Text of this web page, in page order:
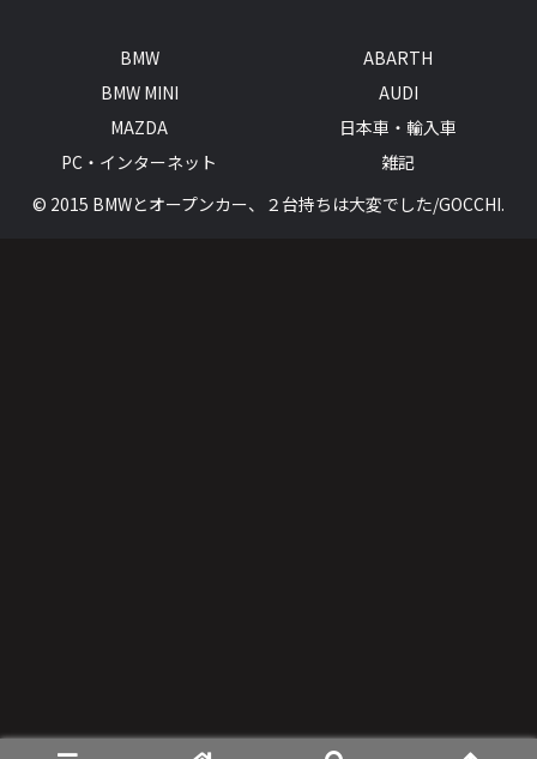
BMW
ABARTH
BMW MINI
AUDI
MAZDA
日本車・輸入車
PC・インターネット
雑記
© 2015 BMWとオープンカー、２台持ちは大変でした/GOCCHI.